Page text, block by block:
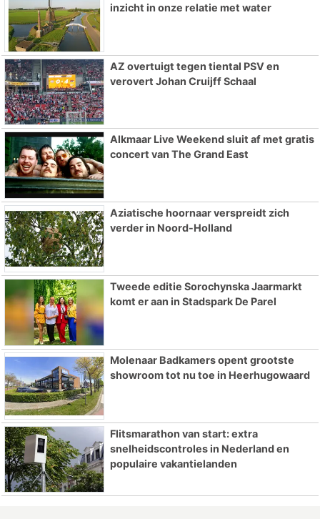
inzicht in onze relatie met water
AZ overtuigt tegen tiental PSV en
verovert Johan Cruijff Schaal
Alkmaar Live Weekend sluit af met gratis
concert van The Grand East
Aziatische hoornaar verspreidt zich
verder in Noord-Holland
Tweede editie Sorochynska Jaarmarkt
komt er aan in Stadspark De Parel
Molenaar Badkamers opent grootste
showroom tot nu toe in Heerhugowaard
Flitsmarathon van start: extra
snelheidscontroles in Nederland en
populaire vakantielanden